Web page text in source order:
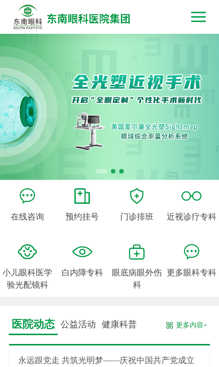
在线咨询 预约挂号 门诊排班 近视诊疗专科
小儿眼科医学
验光配镜科
白内障专科
眼底病眼外伤
科
更多眼科专科
医院动态 公益活动 健康科普 更多内容+
永远跟党走 共筑光明梦——庆祝中国共产党成立